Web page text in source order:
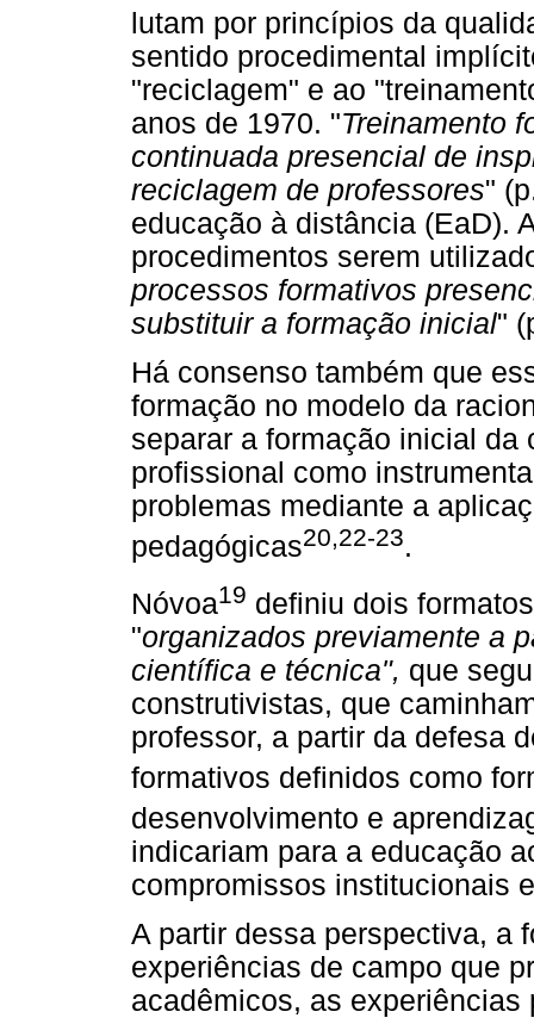
lutam por princípios da
sentido procedimental
"reciclagem" e ao
anos de 1970. "Treinamento
continuada presencial de
reciclagem de professores"
educação à distância (EaD).
procedimentos serem
processos formativos
substituir a formação inicial"
Há consenso também que
formação no modelo da
separar a formação inicial
profissional como
problemas mediante a
pedagógicas20,22-23.
Nóvoa19 definiu dois
"organizados previamente a
científica e técnica", que
construtivistas, que
professor, a partir da defesa
formativos definidos como
desenvolvimento e
indicariam para a educação
compromissos institucionais
A partir dessa perspectiva, a
experiências de campo que
acadêmicos, as